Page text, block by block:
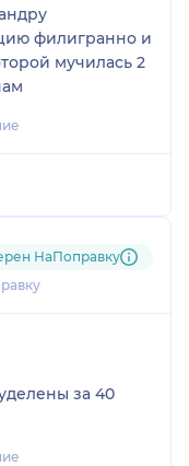
филигранно и
мучилась 2
НаПоправку
за 40